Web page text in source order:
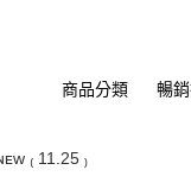
商品分類 暢
₍ 11.25 ₎